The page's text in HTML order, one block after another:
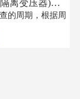
在零部件冒烟或
电力变压器(隔离变压器)如何检验保养?
的周期，根据周围